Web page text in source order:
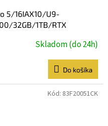
5/16IAX10/U9-
32GB/1TB/RTX
Skladom (do 24h)
Do košíka
Kód: 83F20051CK